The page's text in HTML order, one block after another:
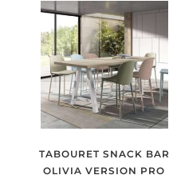
TABOURET SNACK BAR
OLIVIA VERSION PRO